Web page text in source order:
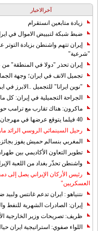
آخرالاخبار
زيادة متابعين انستقرام
ضبط شبكة لتبييض الاموال في
إيران تتهم واشنطن بزيادة
"شرعية"
إيران تحذر "دولا في المنطقة"
تجميل الانف في ايران؛ وجهة
"نوين ايرانا" للتجميل ..الابرز
الجراحة التجميلية في إيران: كل
ماكرون: هناك تقارب مع ترامب
40 فيلما يتوقع عرضها في مهرجان كان 2019
رحيل السينمائي الروسي الرائد
المغربي بنسالم حميش يفوز
تطوير التعاون الأكاديمي بين
واشنطن تحذّر بغداد من اللعبة
رئيس الأركان الإيراني يصل إلى
العسكريين"
نتنياهو : ايران تدعم غانتس ولبيد
إيران: الصادرات الشهریة للنفط والمكثفات
ظريف: تصريحات وزير الخارجية
اللواء صفوي: استراتيجية ايران